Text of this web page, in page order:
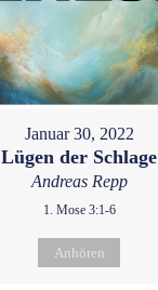
Januar 30, 2022
Lügen der Schlage
Andreas Repp
1. Mose 3:1-6
Anhören